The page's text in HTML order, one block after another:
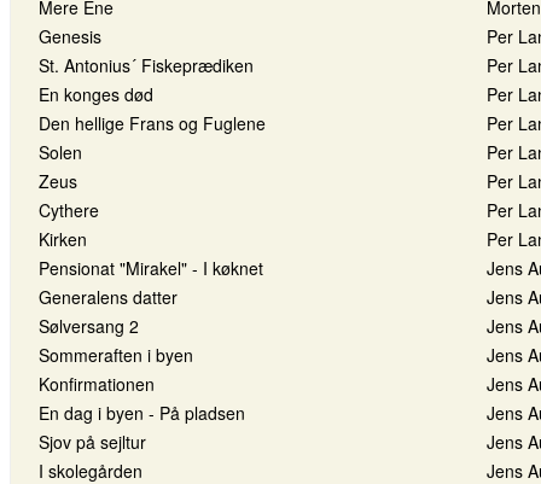
Mere Ene
Genesis
Per
St. Antonius´ Fiskeprædiken
Per
En konges død
Per
Den hellige Frans og Fuglene
Per
Solen
Per
Zeus
Per
Cythere
Per
Kirken
Per
Pensionat "Mirakel" - I køknet
Jens
Generalens datter
Jens
Sølversang 2
Jens
Sommeraften i byen
Jens
Konfirmationen
Jens
En dag i byen - På pladsen
Jens
Sjov på sejltur
Jens
I skolegården
Jens